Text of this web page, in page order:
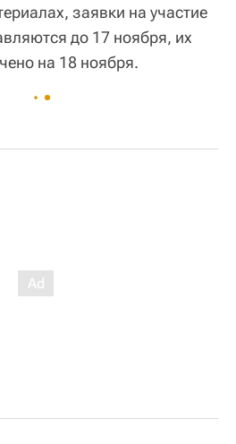
заявки на участие
до 17 ноября, их
на 18 ноября.